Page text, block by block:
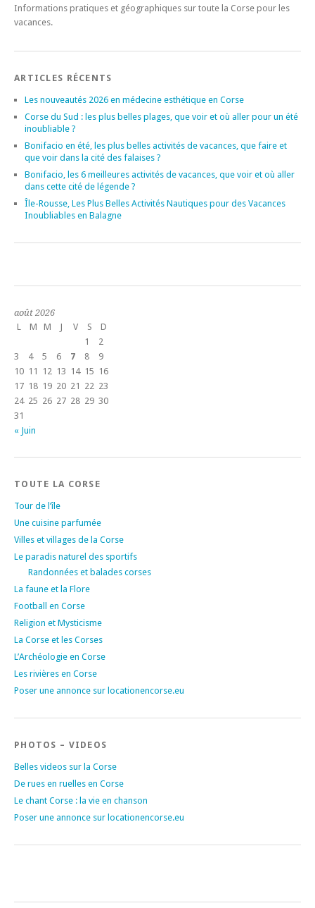
Informations pratiques et géographiques sur toute la Corse pour les
vacances.
ARTICLES RÉCENTS
Les nouveautés 2026 en médecine esthétique en Corse
Corse du Sud : les plus belles plages, que voir et où aller pour un été
inoubliable ?
Bonifacio en été, les plus belles activités de vacances, que faire et
que voir dans la cité des falaises ?
Bonifacio, les 6 meilleures activités de vacances, que voir et où aller
dans cette cité de légende ?
Île-Rousse, Les Plus Belles Activités Nautiques pour des Vacances
Inoubliables en Balagne
août 2026
L
M M J V S
D
1
2
3
4 5 6 7 8
9
10 11 12 13 14 15 16
17 18 19 20 21 22 23
24 25 26 27 28 29 30
31
« Juin
TOUTE LA CORSE
Tour de l’île
Une cuisine parfumée
Villes et villages de la Corse
Le paradis naturel des sportifs
Randonnées et balades corses
La faune et la Flore
Football en Corse
Religion et Mysticisme
La Corse et les Corses
L’Archéologie en Corse
Les rivières en Corse
Poser une annonce sur locationencorse.eu
PHOTOS – VIDEOS
Belles videos sur la Corse
De rues en ruelles en Corse
Le chant Corse : la vie en chanson
Poser une annonce sur locationencorse.eu